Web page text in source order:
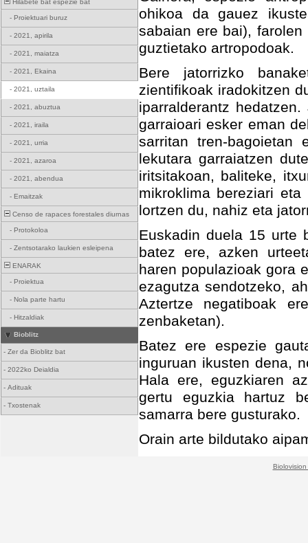
Hilabete bat espezie bat
- Proiektuari buruz
- 2021, apirila
- 2021, maiatza
- 2021, Ekaina
- 2021, uztaila
- 2021, abuztua
- 2021, iraila
- 2021, urria
- 2021, azaroa
- 2021, abendua
- Emaitzak
Censo de rapaces forestales diurnas
- Protokoloa
- Zentsotarako laukien esleipena
ENARAK
- Proiektua
- Nola parte hartu
- Hitzaldiak
Bioblitz
- Zer da Bioblitz bat
- 2022ko Deialdia
- Adituak
- Txostenak
ohikoa da gauez
sabaian ere bai),
guztietako artropodoak.
Bere jatorrizko
zientifikoak iradokitzen
iparralderantz
garraioari esker eman
sarritan tren-bagoietan
lekutara garraiatzen
iritsitakoan, baliteke,
mikroklima bereziari
lortzen du, nahiz eta
Euskadin duela 15 urte
batez ere, azken
haren populazioak gora
ezagutza sendotzeko,
Aztertze negatiboak
zenbaketan).
Batez ere espezie
inguruan ikusten dena,
Hala ere, eguzkiaren
gertu eguzkia hartuz
samarra bere gusturako.
Orain arte bildutako
Biolovision